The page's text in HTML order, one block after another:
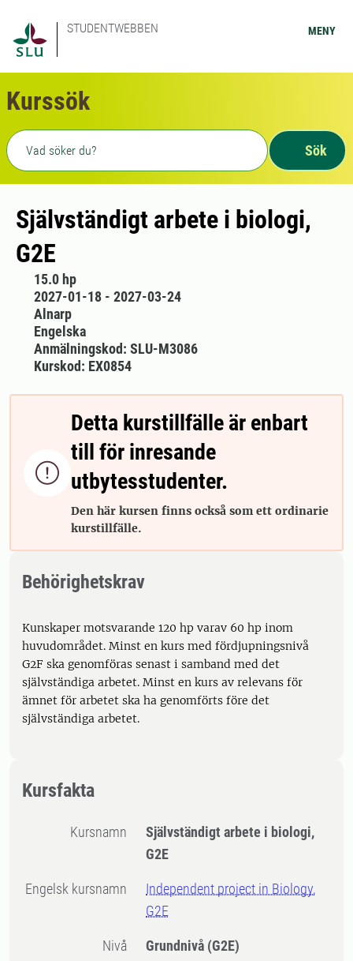
STUDENTWEBBEN MENY
Kurssök
Fritext sökning
Sök
Självständigt arbete i biologi,
G2E
15.0 hp
2027-01-18 - 2027-03-24
Alnarp
Engelska
Anmälningskod: SLU-M3086
Kurskod: EX0854

Detta kurstillfälle är enbart
till för inresande
utbytesstudenter.
Den här kursen finns också som ett ordinarie
kurstillfälle.
Behörighetskrav
Kunskaper motsvarande 120 hp varav 60 hp inom
huvudområdet. Minst en kurs med fördjupningsnivå
G2F ska genomföras senast i samband med det
självständiga arbetet. Minst en kurs av relevans för
ämnet för arbetet ska ha genomförts före det
självständiga arbetet.
Kursfakta
Kursnamn
Självständigt arbete i biologi,
G2E
Engelsk kursnamn
Independent project in Biology,
G2E
Nivå Grundnivå (G2E)